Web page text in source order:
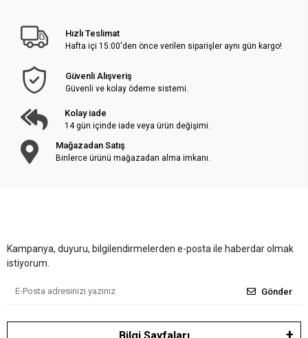
Hızlı Teslimat
Hafta içi 15:00'den önce verilen siparişler aynı gün kargo!
Güvenli Alışveriş
Güvenli ve kolay ödeme sistemi.
Kolay iade
14 gün içinde iade veya ürün değişimi.
Mağazadan Satış
Binlerce ürünü mağazadan alma imkanı.
Kampanya, duyuru, bilgilendirmelerden e-posta ile haberdar olmak
istiyorum.
Gönder